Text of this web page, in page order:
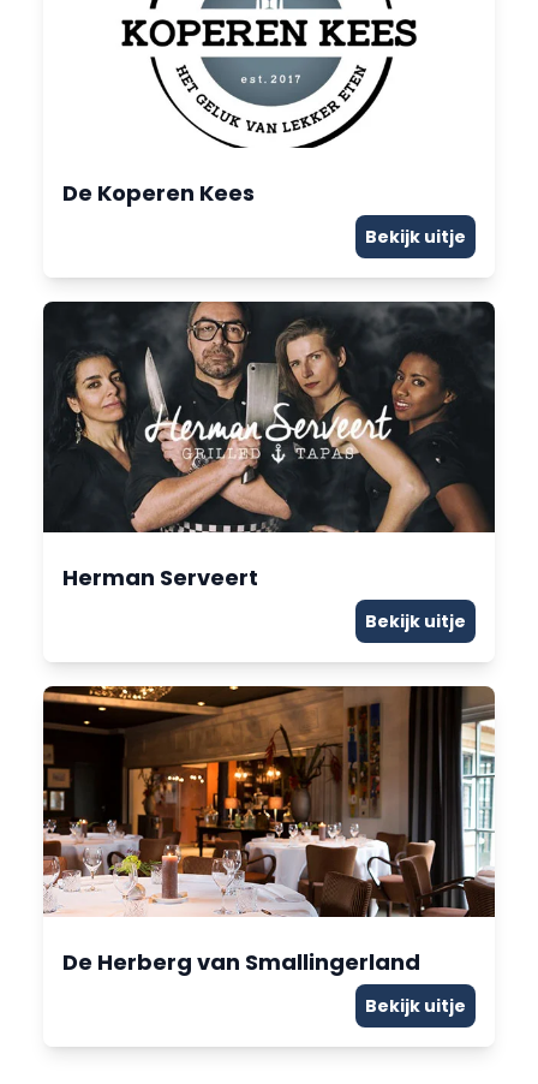
De Koperen Kees
Bekijk uitje
Herman Serveert
Bekijk uitje
De Herberg van Smallingerland
Bekijk uitje